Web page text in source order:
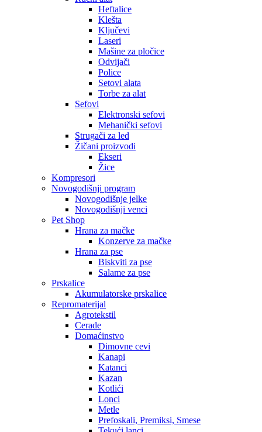
Heftalice
Klešta
Ključevi
Laseri
Mašine za pločice
Odvijači
Police
Setovi alata
Torbe za alat
Sefovi
Elektronski sefovi
Mehanički sefovi
Strugači za led
Žičani proizvodi
Ekseri
Žice
Kompresori
Novogodišnji program
Novogodišnje jelke
Novogodišnji venci
Pet Shop
Hrana za mačke
Konzerve za mačke
Hrana za pse
Biskviti za pse
Salame za pse
Prskalice
Akumulatorske prskalice
Repromaterijal
Agrotekstil
Cerade
Domaćinstvo
Dimovne cevi
Kanapi
Katanci
Kazan
Kotlići
Lonci
Metle
Prefoskali, Premiksi, Smese